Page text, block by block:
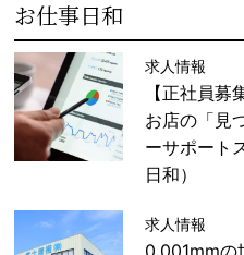
お仕事日和
求人情報
【正社員
お店の「見
ーサポート
日和）
求人情報